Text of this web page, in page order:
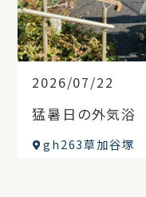
2026/07/22
猛暑日の外気浴
gh263草加谷塚